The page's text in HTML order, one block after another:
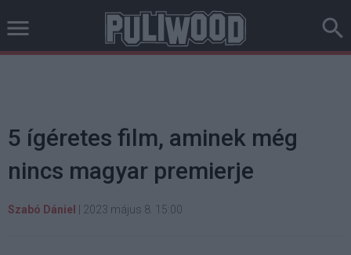
5 ígéretes film, aminek még
nincs magyar premierje
Szabó Dániel 2023 május 8. 15:00